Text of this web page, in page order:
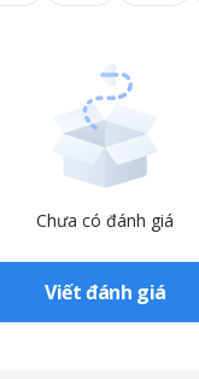
Chưa có đánh giá
Viết đánh giá